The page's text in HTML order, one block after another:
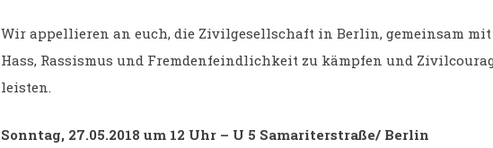
Wir appellieren an euch, die Zivilgesellschaft in Berlin, gemeinsam mit
Hass, Rassismus und Fremdenfeindlichkeit zu kämpfen und
leisten.
Sonntag, 27.05.2018 um 12 Uhr – U 5 Samariterstraße/ Berlin